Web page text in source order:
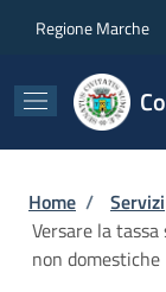
Regione Marche
Briciole
Home / Servizi
Versare la
non domestiche